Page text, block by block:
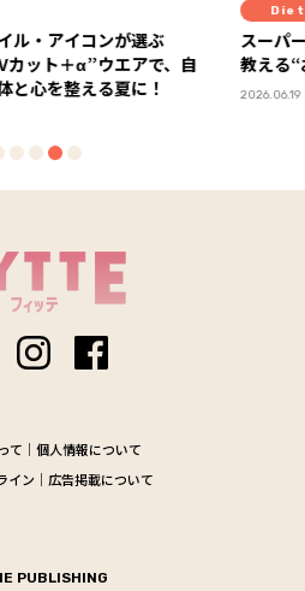
ンが選ぶ
ウエアで、自
る夏に！
スーパーの棚でも
教える“おいしさ×
2026.06.19
て
個人情報について
イン
広告掲載について
PUBLISHING